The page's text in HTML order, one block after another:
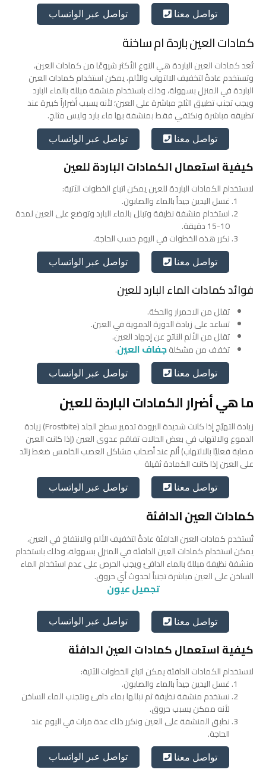
تواصل معنا تواصل عبر الواتساب
كمادات العين باردة ام ساخنة
تُعد كمادات العين الباردة هي النوع الأكثر شيوعًا من كمادات العين،
وتستخدم عادةً لتخفيف الالتهاب والألم، يمكن استخدام كمادات العين
الباردة في المنزل بسهولة، وذلك باستخدام منشفة مبللة بالماء البارد
ويجب تجنب تطبيق الثلج مباشرة على العين؛ لأنه يسبب أضراراً كبيرة عند
تطبيقه مباشرة ونكتفي فقط بمنشفة بها ماء بارد وليس مثلج.
تواصل معنا تواصل عبر الواتساب
كيفية استعمال الكمادات الباردة للعين
لاستخدام الكمادات الباردة للعين يمكن اتباع الخطوات الآتية:
غسل اليدين جيداً بالماء والصابون.
استخدام منشفة نظيفة وتبلل بالماء البارد وتوضع على العين لمدة
10-15 دقيقة.
نكرر هذه الخطوات في اليوم حسب الحاجة.
تواصل معنا تواصل عبر الواتساب
فوائد كمادات الماء البارد للعين
تقلل من الاحمرار والحكة.
تساعد على زيادة الدورة الدموية في العين.
تقلل من الألم الناتج عن إجهاد العين.
تخفف من مشكلةجفاف العين.
تواصل معنا تواصل عبر الواتساب
ما هي أضرار الكمادات الباردة للعين
زيادة التهيّج إذا كانت شديدة البرودة تدمير سطح الجلد (Frostbite) زيادة
الدموع والالتهاب في بعض الحالات تفاقم عدوى العين (إذا كانت العين
مصابة فعليًا بالالتهاب) ألم عند أصحاب مشاكل العصب الخامس ضغط زائد
على العين إذا كانت الكمادة ثقيلة
تواصل معنا تواصل عبر الواتساب
كمادات العين الدافئة
تُستخدم كمادات العين الدافئة عادةً لتخفيف الألم والانتفاخ في العين،
يمكن استخدام كمادات العين الدافئة في المنزل بسهولة، وذلك باستخدام
منشفة نظيفة مبللة بالماء الدافئ ويجب الحرص على عدم استخدام الماء
الساخن على العين مباشرة تجنباً لحدوث أي حروق.
تجميل عيون
تواصل معنا تواصل عبر الواتساب
كيفية استعمال كمادات العين الدافئة
لاستخدام الكمادات الدافئة يمكن اتباع الخطوات الآتية:
غسل اليدين جيداً بالماء والصابون.
نستخدم منشفة نظيفة ثم نبللها بماء دافئ ونتجنب الماء الساخن
لأنه ممكن يسبب حروق.
نطبق المنشفة على العين ونكرر ذلك عدة مرات في اليوم عند
الحاجة.
تواصل معنا تواصل عبر الواتساب